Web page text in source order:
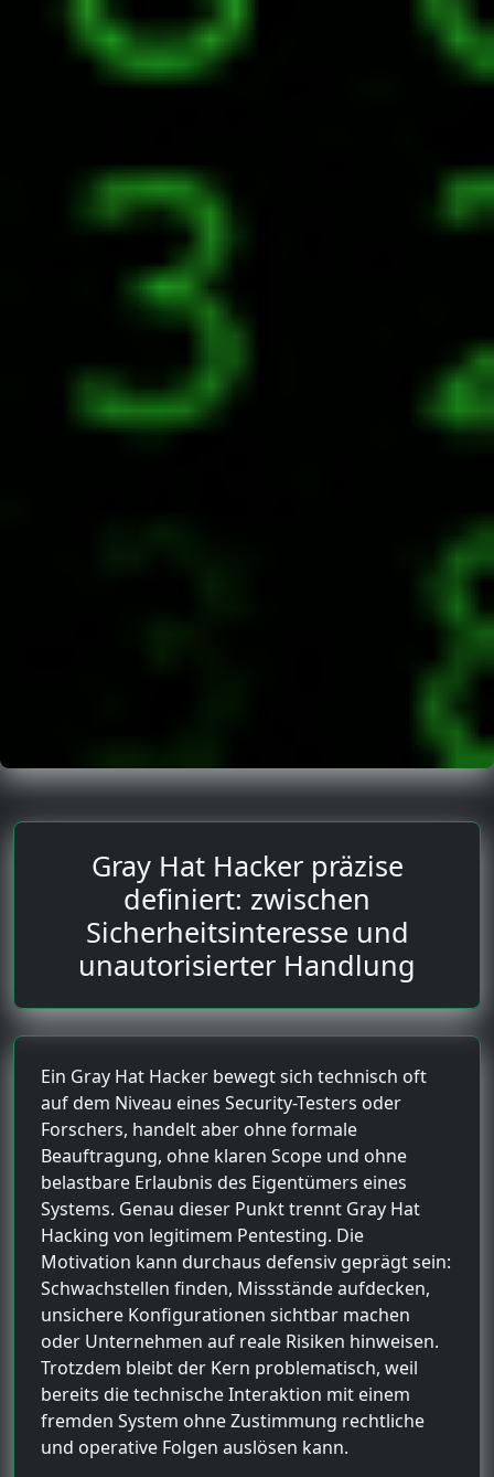
Gray Hat Hacker präzise
definiert: zwischen
Sicherheitsinteresse und
unautorisierter Handlung
Ein Gray Hat Hacker bewegt sich technisch oft
auf dem Niveau eines Security-Testers oder
Forschers, handelt aber ohne formale
Beauftragung, ohne klaren Scope und ohne
belastbare Erlaubnis des Eigentümers eines
Systems. Genau dieser Punkt trennt Gray Hat
Hacking von legitimem Pentesting. Die
Motivation kann durchaus defensiv geprägt sein:
Schwachstellen finden, Missstände aufdecken,
unsichere Konfigurationen sichtbar machen
oder Unternehmen auf reale Risiken hinweisen.
Trotzdem bleibt der Kern problematisch, weil
bereits die technische Interaktion mit einem
fremden System ohne Zustimmung rechtliche
und operative Folgen auslösen kann.